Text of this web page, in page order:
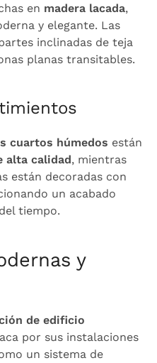
en madera lacada,
y elegante. Las
inclinadas de teja
planas transitables.
cuartos húmedos están
alta calidad, mientras
están decoradas con
un acabado
tiempo.
y
de edificio
por sus instalaciones
un sistema de